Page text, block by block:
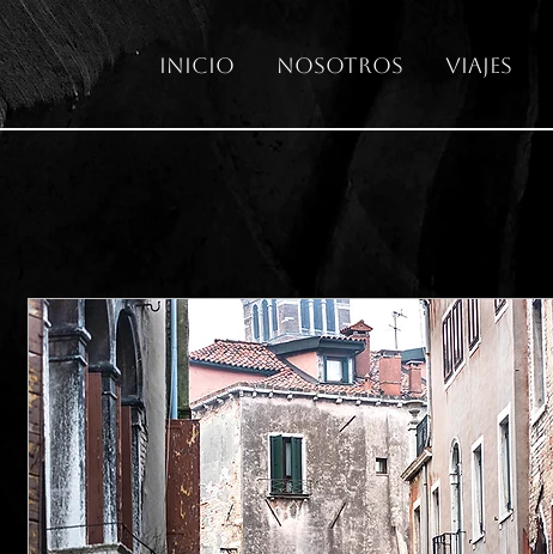
Inicio Nosotros Viajes